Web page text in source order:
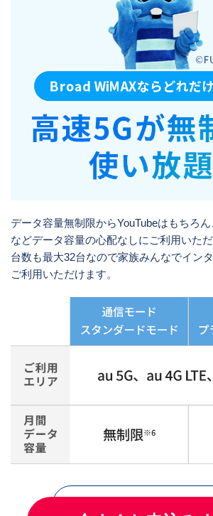
データ容量無制限からYouTubeはもちろ
などデータ容量の心配なしにご利用いた
台数も最大32台なので家族みんなでイン
ご利用いただけます。